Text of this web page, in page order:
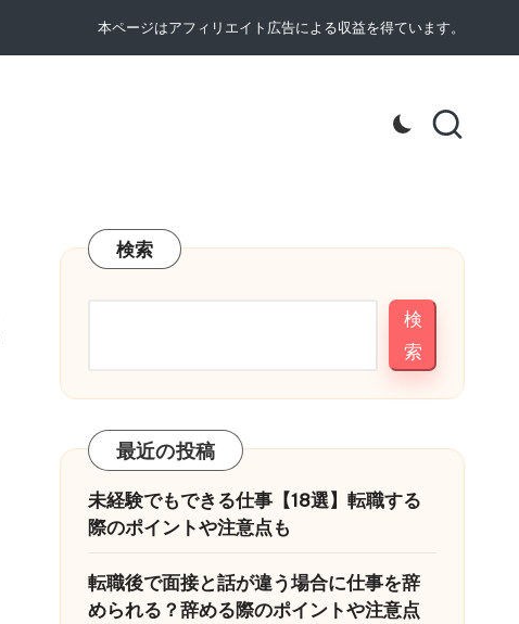
本ページはアフィリエイト広告による収益を得ています。
検索
検
索
最近の投稿
未経験でもできる仕事【18選】転職する
際のポイントや注意点も
転職後で面接と話が違う場合に仕事を辞
められる？辞める際のポイントや注意点